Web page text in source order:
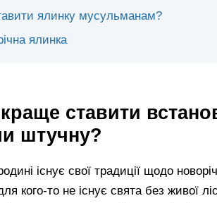
ялинку мусульманам?
ялинка
ставити
штучну?
існує свої традиції щодо
кого-то не існує свята без живої